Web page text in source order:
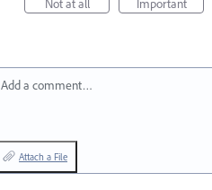
Not at all
Important
Add a comment…
Attach a File